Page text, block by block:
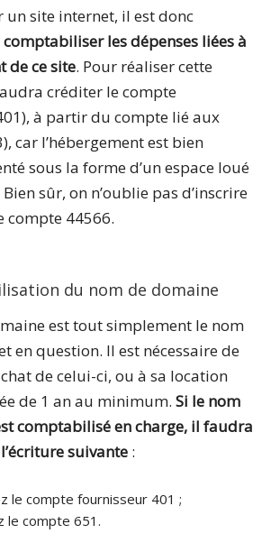
site internet, il est donc
comptabiliser les dépenses liées à
de ce site. Pour réaliser cette
créditer le compte
à partir du compte lié aux
car l’hébergement est bien
sous la forme d’un espace loué
sûr, on n’oublie pas d’inscrire
compte 44566.
du nom de domaine
est tout simplement le nom
en question. Il est nécessaire de
de celui-ci, ou à sa location
de 1 an au minimum. Si le nom
comptabilisé en charge, il faudra
suivante :
le compte fournisseur 401 ;
le compte 651.